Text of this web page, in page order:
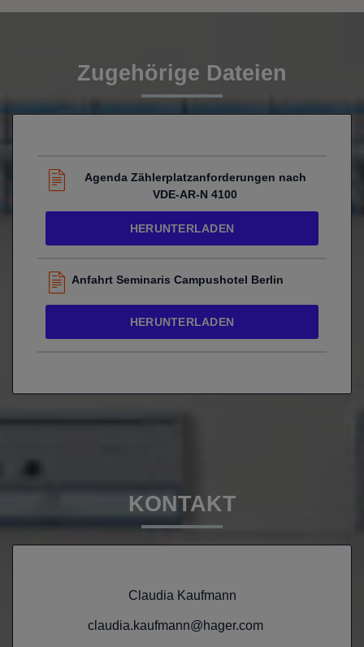
Zugehörige Dateien
Agenda Zählerplatzanforderungen nach
VDE-AR-N 4100
HERUNTERLADEN
Anfahrt Seminaris Campushotel Berlin
HERUNTERLADEN
KONTAKT
Claudia Kaufmann
claudia.kaufmann@hager.com